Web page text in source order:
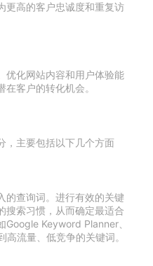
更高的客户忠诚度和重复访
优化网站内容和用户体验能
客户的转化机会。
，主要包括以下几个方面
的查询词。进行有效的关键
搜索习惯，从而确定最适合
Google Keyword Planner、
流量、低竞争的关键词。